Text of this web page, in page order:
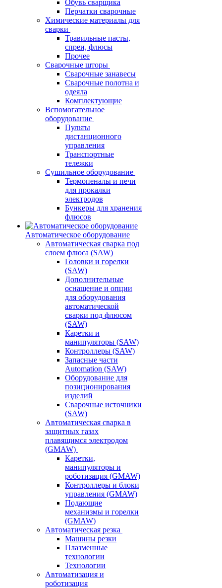
Обувь сварщика
Перчатки сварочные
Химические материалы для
сварки
Травильные пасты,
спреи, флюсы
Прочее
Сварочные шторы
Сварочные занавесы
Сварочные полотна и
одеяла
Комплектующие
Вспомогательное
оборудование
Пульты
дистанционного
управления
Транспортные
тележки
Сушильное оборудование
Термопеналы и печи
для прокалки
электродов
Бункеры для хранения
флюсов
Автоматическое оборудование
Автоматическая сварка под
слоем флюса (SAW)
Головки и горелки
(SAW)
Дополнительные
оснащение и опции
для оборудования
автоматической
сварки под флюсом
(SAW)
Каретки и
манипуляторы (SAW)
Контроллеры (SAW)
Запасные части
Automation (SAW)
Оборудование для
позиционирования
изделий
Сварочные источники
(SAW)
Автоматическая сварка в
защитных газах
плавящимся электродом
(GMAW)
Каретки,
манипуляторы и
роботизация (GMAW)
Контроллеры и блоки
управления (GMAW)
Подающие
механизмы и горелки
(GMAW)
Автоматическая резка
Машины резки
Плазменные
технологии
Технологии
Автоматизация и
роботизация